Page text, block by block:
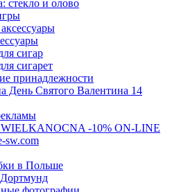
стекло и олово
сигар
сигарет
принадлежности
Святого Валентина 14
-10% ON-LINE
sw.com
в Польше